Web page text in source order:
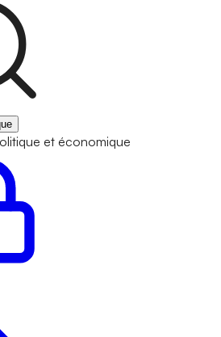
et économique